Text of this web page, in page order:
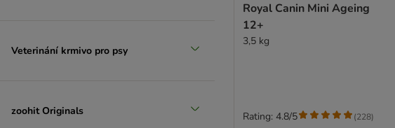
Veterinání krmivo pro psy
zoohit Originals
Royal Canin Mini Ageing
12+
3,5 kg
Rating: 4.8/5 (228)